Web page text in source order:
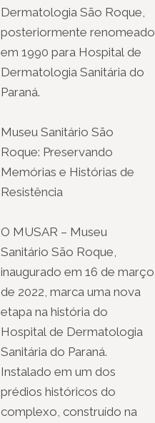
Dermatologia São Roque,
posteriormente renomeado
em 1990 para Hospital de
Dermatologia Sanitária do
Paraná.
Museu Sanitário São
Roque: Preservando
Memórias e Histórias de
Resistência
O MUSAR – Museu
Sanitário São Roque,
inaugurado em 16 de março
de 2022, marca uma nova
etapa na história do
Hospital de Dermatologia
Sanitária do Paraná.
Instalado em um dos
prédios históricos do
complexo, construído na